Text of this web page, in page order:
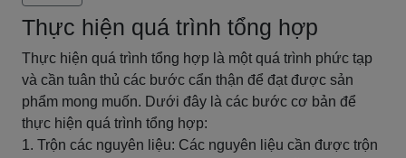
Thực hiện quá trình tổng hợp
Thực hiện quá trình tổng hợp là một quá trình phức tạp
và cần tuân thủ các bước cẩn thận để đạt được sản
phẩm mong muốn. Dưới đây là các bước cơ bản để
thực hiện quá trình tổng hợp:
1. Trộn các nguyên liệu: Các nguyên liệu cần được trộn